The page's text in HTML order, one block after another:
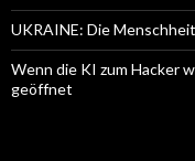
UKRAINE: Die
Wenn die KI zum Hacker
geöffnet